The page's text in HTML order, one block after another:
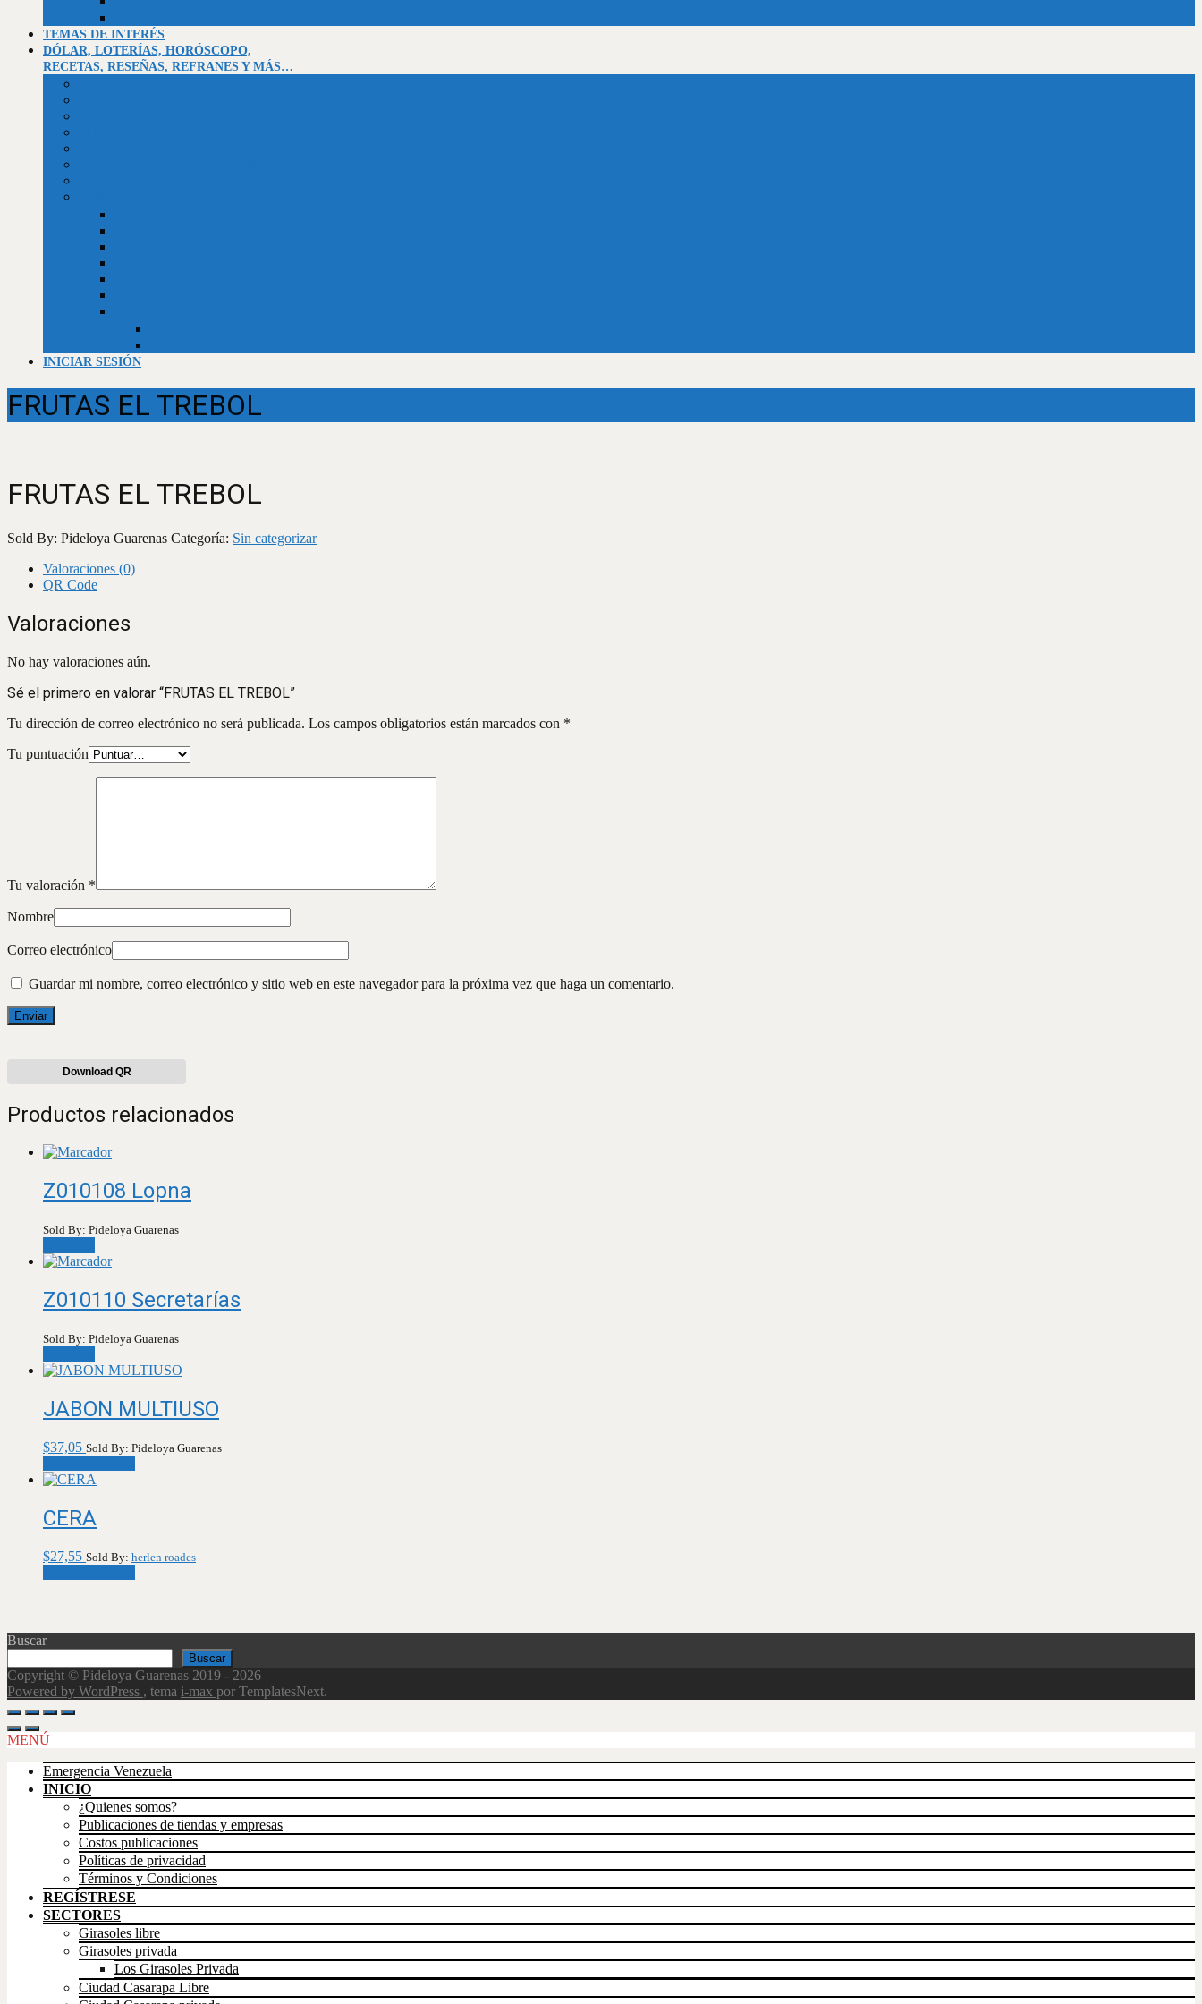
TEMAS DE INTERÉS
DÓLAR, LOTERÍAS, HORÓSCOPO,
RECETAS, RESEÑAS, REFRANES Y MÁS…
INICIAR SESIÓN
FRUTAS EL TREBOL
FRUTAS EL TREBOL
Sold By: Pideloya Guarenas Categoría: Sin categorizar
Valoraciones (0)
QR Code
Valoraciones
No hay valoraciones aún.
Sé el primero en valorar “FRUTAS EL TREBOL”
Tu dirección de correo electrónico no será publicada. Los campos obligatorios están marcados con *
Tu puntuación
Tu valoración *
Nombre
Correo electrónico
Guardar mi nombre, correo electrónico y sitio web en este navegador para la próxima vez que haga un comentario.
Download QR
Productos relacionados
Z010108 Lopna
Sold By: Pideloya Guarenas
Z010110 Secretarías
Sold By: Pideloya Guarenas
JABON MULTIUSO
$37,05 Sold By: Pideloya Guarenas
CERA
$27,55 Sold By: herlen roades
Buscar
Buscar
Copyright © Pideloya Guarenas 2019 - 2026
Powered by WordPress , tema i-max por TemplatesNext.
Scroll
Up
MENÚ
Emergencia Venezuela
INICIO
¿Quienes somos?
Publicaciones de tiendas y empresas
Costos publicaciones
Políticas de privacidad
Términos y Condiciones
REGÍSTRESE
SECTORES
Girasoles libre
Girasoles privada
Los Girasoles Privada
Ciudad Casarapa Libre